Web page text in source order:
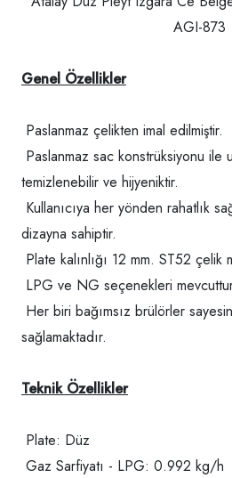
AGI-873
Genel Özellikler
Paslanmaz çelikten imal edilmiştir.
Paslanmaz sac konstrüksiyonu ile
temizlenebilir ve hijyeniktir.
Kullanıcıya her yönden rahatlık
dizayna sahiptir.
Plate kalınlığı 12 mm. ST52 çelik
LPG ve NG seçenekleri
Her biri bağımsız brülörler
sağlamaktadır.
Teknik Özellikler
Plate: Düz
Gaz Sarfiyatı - LPG: 0.992 kg/h